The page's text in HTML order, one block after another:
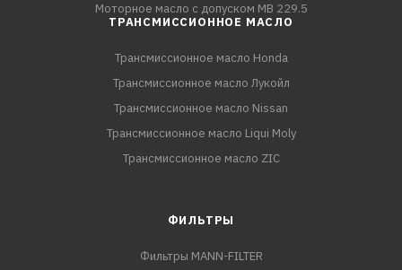
Моторное масло с допуском MB 229.5
ТРАНСМИССИОННОЕ МАСЛО
Трансмиссионное масло Honda
Трансмиссионное масло Лукойл
Трансмиссионное масло Nissan
Трансмиссионное масло Liqui Moly
Трансмиссионное масло ZIC
ФИЛЬТРЫ
Фильтры MANN-FILTER